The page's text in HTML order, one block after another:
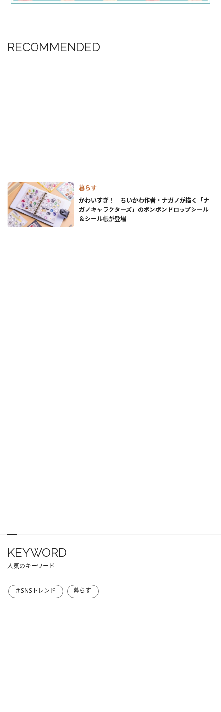
RECOMMENDED
暮らす
かわいすぎ！ ちいかわ作者・ナガノが描く「ナ
ガノキャラクターズ」のボンボンドロップシール
＆シール帳が登場
KEYWORD
人気のキーワード
＃SNSトレンド 暮らす